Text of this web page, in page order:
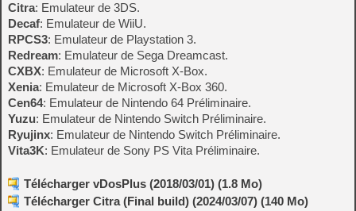
Citra: Emulateur de 3DS.
Decaf: Emulateur de WiiU.
RPCS3: Emulateur de Playstation 3.
Redream: Emulateur de Sega Dreamcast.
CXBX: Emulateur de Microsoft X-Box.
Xenia: Emulateur de Microsoft X-Box 360.
Cen64: Emulateur de Nintendo 64 Préliminaire.
Yuzu: Emulateur de Nintendo Switch Préliminaire.
Ryujinx: Emulateur de Nintendo Switch Préliminaire.
Vita3K: Emulateur de Sony PS Vita Préliminaire.
Télécharger vDosPlus (2018/03/01) (1.8 Mo)
Télécharger Citra (Final build) (2024/03/07) (140 Mo)